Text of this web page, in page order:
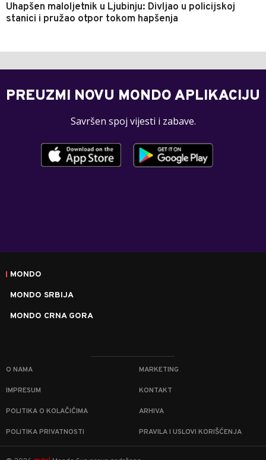
Uhapšen maloljetnik u Ljubinju: Divljao u policijskoj
stanici i pružao otpor tokom hapšenja
PREUZMI NOVU MONDO APLIKACIJU
Savršen spoj vijesti i zabave.
MONDO
MONDO SRBIJA
MONDO CRNA GORA
O NAMA MARKETING
IMPRESUM KONTAKT
POLITIKA O KOLAČIĆIMA ARHIVA
POLITIKA PRIVATNOSTI PRAVILA I USLOVI KORIŠĆENJA